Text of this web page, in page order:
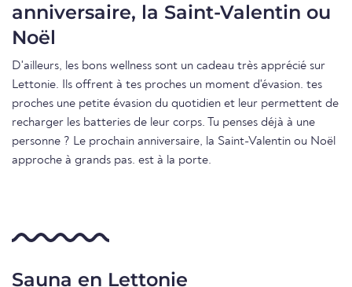
anniversaire, la Saint-Valentin ou
Noël
D'ailleurs, les bons wellness sont un cadeau très apprécié sur
Lettonie. Ils offrent à tes proches un moment d'évasion. tes
proches une petite évasion du quotidien et leur permettent de
recharger les batteries de leur corps. Tu penses déjà à une
personne ? Le prochain anniversaire, la Saint-Valentin ou Noël
approche à grands pas. est à la porte.
Sauna en Lettonie